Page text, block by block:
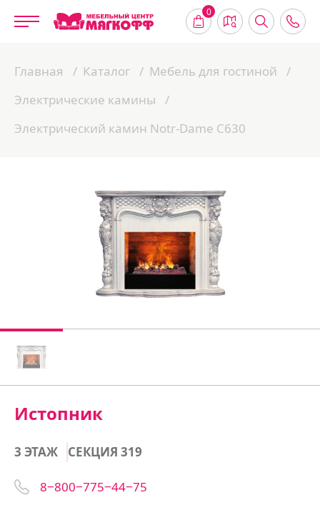
0
Главная Каталог
Мебель для гостиной
Электрические камины
Электрический камин Notr-Dame C630
Истопник
3 ЭТАЖ СЕКЦИЯ 319
8‒800‒775‒44‒75